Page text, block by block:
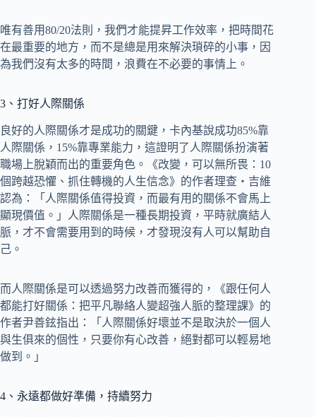
唯有善用80/20法則，我們才能提昇工作效率，把時間花
在最重要的地方，而不是總是用來解決瑣碎的小事，因
為我們沒有太多的時間，浪費在不必要的事情上。
3、打好人際關係
良好的人際關係才是成功的關鍵，卡內基說成功85%靠
人際關係，15%靠專業能力，這證明了人際關係扮演著
職場上脫穎而出的重要角色。《改變，可以無所畏：10
個跨越恐懼、抓住轉機的人生信念》的作者理查‧吉維
認為：「人際關係值得投資，而最有用的關係不會馬上
顯現價值。」人際關係是一種長期投資，平時就廣結人
脈，才不會需要用到的時候，才發現沒有人可以幫助自
己。
而人際關係是可以透過努力改善而獲得的，《跟任何人
都能打好關係：把平凡聯絡人變超強人脈的整理課》的
作者尹善鉉指出：「人際關係好壞並不是取決於一個人
與生俱來的個性，只要你有心改善，絕對都可以輕易地
做到。」
4、永遠都做好準備，持續努力